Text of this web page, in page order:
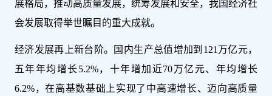
展格局，推动高质量发展，统筹发展和安全，我国经济社
会发展取得举世瞩目的重大成就。
经济发展再上新台阶。国内生产总值增加到121万亿元，
五年年均增长5.2%，十年增加近70万亿元、年均增长
6.2%，在高基数基础上实现了中高速增长、迈向高质量